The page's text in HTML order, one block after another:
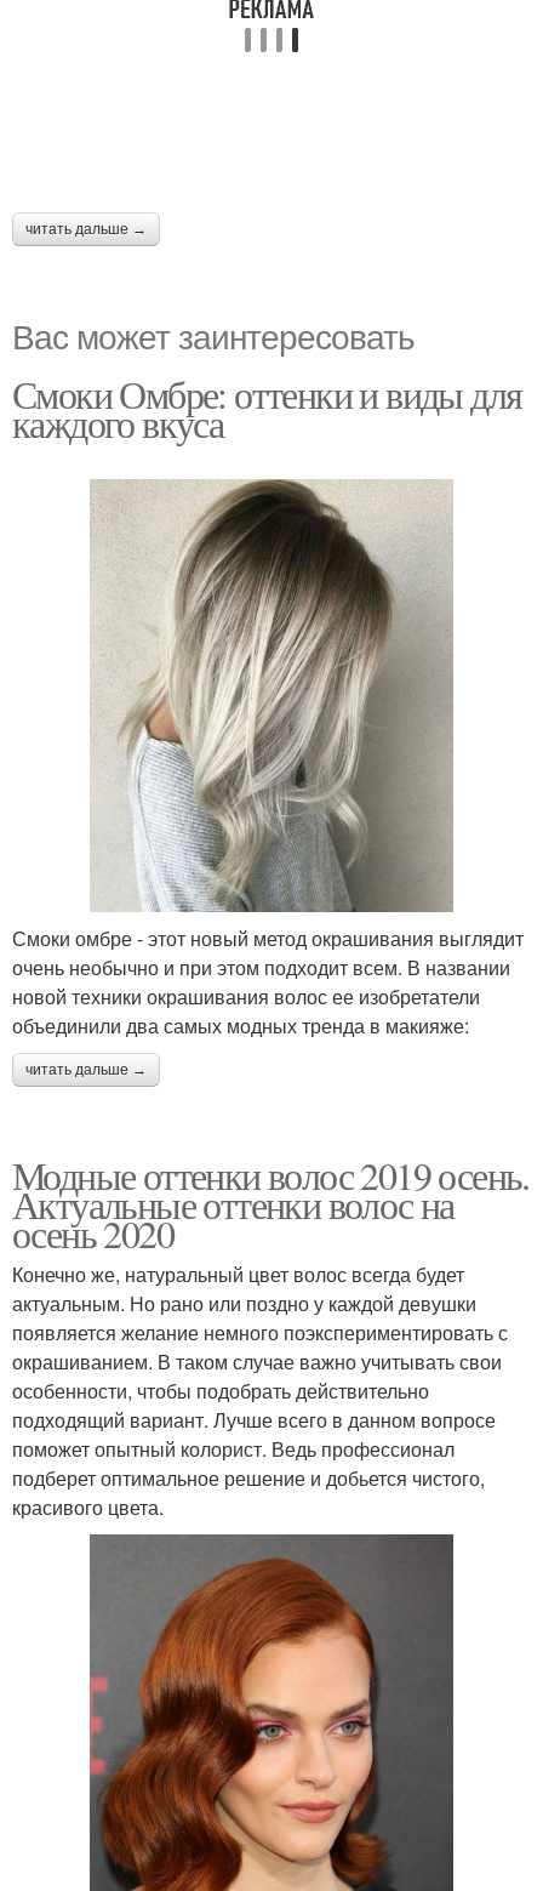
читать дальше →
Вас может заинтересовать
Смоки Омбре: оттенки и виды для
каждого вкуса
Смоки омбре - этот новый метод окрашивания выглядит
очень необычно и при этом подходит всем. В названии
новой техники окрашивания волос ее изобретатели
объединили два самых модных тренда в макияже:
читать дальше →
Модные оттенки волос 2019 осень.
Актуальные оттенки волос на
осень 2020
Конечно же, натуральный цвет волос всегда будет
актуальным. Но рано или поздно у каждой девушки
появляется желание немного поэкспериментировать с
окрашиванием. В таком случае важно учитывать свои
особенности, чтобы подобрать действительно
подходящий вариант. Лучше всего в данном вопросе
поможет опытный колорист. Ведь профессионал
подберет оптимальное решение и добьется чистого,
красивого цвета.